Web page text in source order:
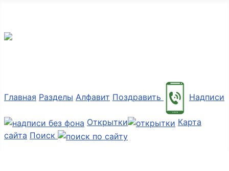
Главная Разделы Алфавит Поздравить Надписи
Открытки
Карта
сайта Поиск